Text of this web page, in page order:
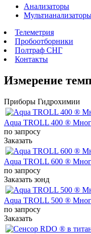
Анализаторы
Телеметрия
Пробоотборники
Полтраф СНГ
Контакты
Измерение
Приборы Гидрохимии
Aqua TROLL 400 ®
по запросу
Заказать
Aqua TROLL 600 ®
по запросу
Заказать зонд
Aqua TROLL 500 ®
по запросу
Заказать